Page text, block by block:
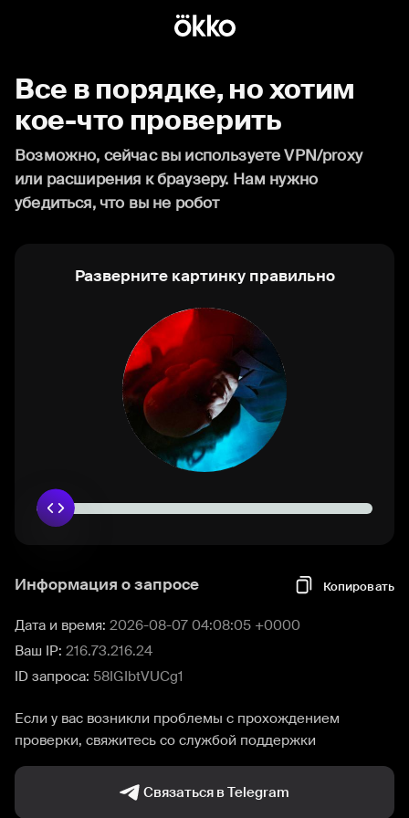
Все в порядке, но хотим
кое-что проверить
Возможно, сейчас вы используете VPN/proxy
или расширения к браузеру. Нам нужно
убедиться, что вы не робот
Разверните картинку правильно
Информация о запросе Копировать
Дата и время: 2026-08-07 04:08:05 +0000
Ваш IP: 216.73.216.24
ID запроса: 58IGIbtVUCg1
Если у вас возникли проблемы с прохождением
проверки, свяжитесь со службой поддержки
Связаться в Telegram